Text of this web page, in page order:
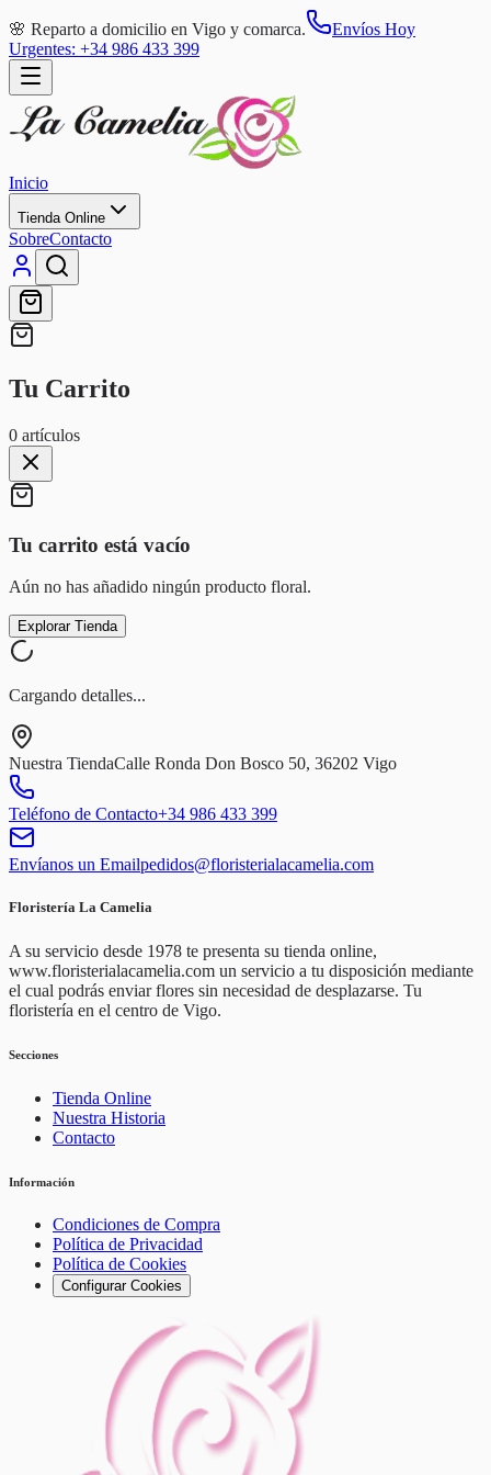
🌸 Reparto a domicilio en Vigo y comarca.
Envíos Hoy
Urgentes: +34 986 433 399
Inicio
Tienda Online
SobreContacto
Tu Carrito
0 artículos
Tu carrito está vacío
Aún no has añadido ningún producto floral.
Explorar Tienda
Cargando detalles...
Nuestra TiendaCalle Ronda Don Bosco 50, 36202 Vigo
Teléfono de Contacto+34 986 433 399
Envíanos un Emailpedidos@floristerialacamelia.com
Floristería La Camelia
A su servicio desde 1978 te presenta su tienda online,
www.floristerialacamelia.com un servicio a tu disposición mediante
el cual podrás enviar flores sin necesidad de desplazarse. Tu
floristería en el centro de Vigo.
Secciones
Tienda Online
Nuestra Historia
Contacto
Información
Condiciones de Compra
Política de Privacidad
Política de Cookies
Configurar Cookies